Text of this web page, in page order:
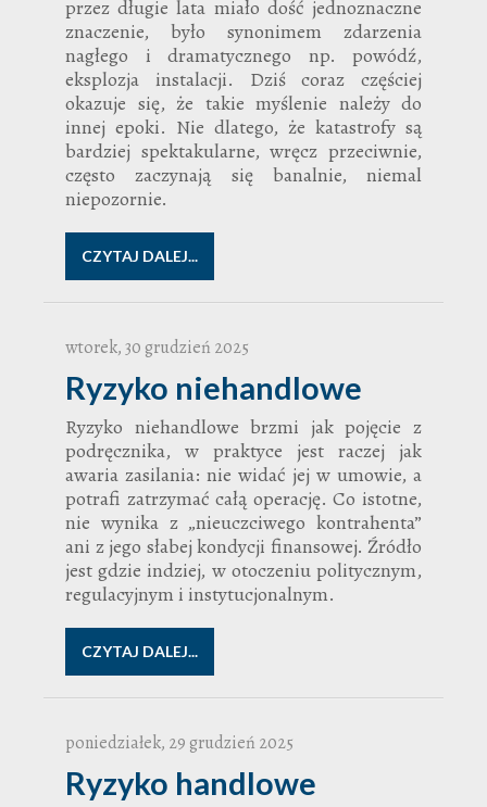
przez długie lata miało dość jednoznaczne
znaczenie, było synonimem zdarzenia
nagłego i dramatycznego np. powódź,
eksplozja instalacji. Dziś coraz częściej
okazuje się, że takie myślenie należy do
innej epoki. Nie dlatego, że katastrofy są
bardziej spektakularne, wręcz przeciwnie,
często zaczynają się banalnie, niemal
niepozornie.
CZYTAJ DALEJ...
wtorek, 30 grudzień 2025
Ryzyko niehandlowe
Ryzyko niehandlowe brzmi jak pojęcie z
podręcznika, w praktyce jest raczej jak
awaria zasilania: nie widać jej w umowie, a
potrafi zatrzymać całą operację. Co istotne,
nie wynika z „nieuczciwego kontrahenta”
ani z jego słabej kondycji finansowej. Źródło
jest gdzie indziej, w otoczeniu politycznym,
regulacyjnym i instytucjonalnym.
CZYTAJ DALEJ...
poniedziałek, 29 grudzień 2025
Ryzyko handlowe